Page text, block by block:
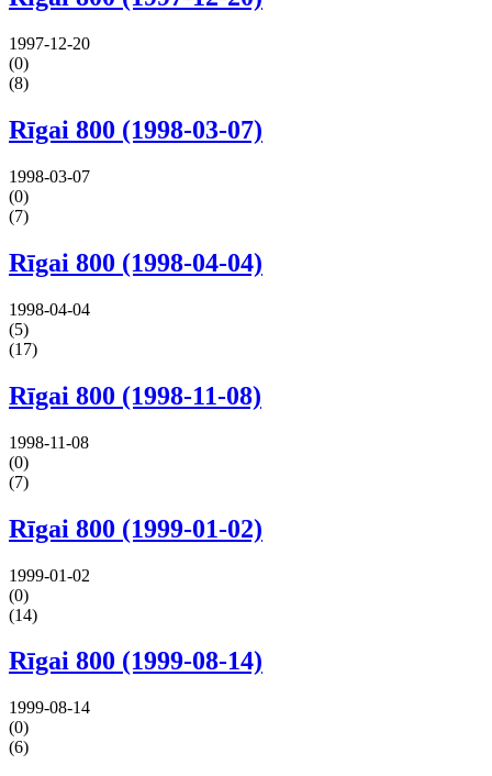
1997-12-20
(0)
(8)
Rīgai 800 (1998-03-07)
1998-03-07
(0)
(7)
Rīgai 800 (1998-04-04)
1998-04-04
(5)
(17)
Rīgai 800 (1998-11-08)
1998-11-08
(0)
(7)
Rīgai 800 (1999-01-02)
1999-01-02
(0)
(14)
Rīgai 800 (1999-08-14)
1999-08-14
(0)
(6)